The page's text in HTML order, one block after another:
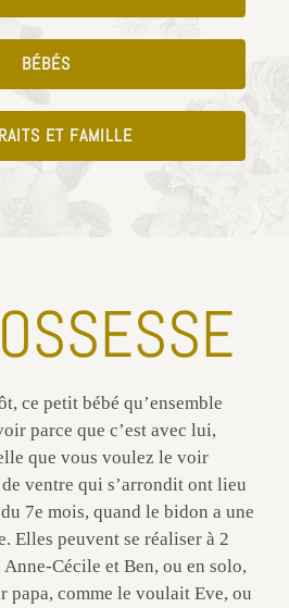
BÉBÉS
ET FAMILLE
ce petit bébé qu’ensemble
parce que c’est avec lui,
que vous voulez le voir
ventre qui s’arrondit ont lieu
7e mois, quand le bidon a une
Elles peuvent se réaliser à 2
Cécile et Ben, ou en solo,
comme le voulait Eve, ou